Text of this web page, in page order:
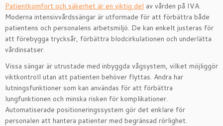
Patientkomfort och säkerhet är en viktig del av vården på IVA.
Moderna intensivvårdssängar är utformade för att förbättra både
patientens och personalens arbetsmiljö. De kan enkelt justeras för
att förebygga trycksår, förbättra blodcirkulationen och underlätta
vårdinsatser.
Vissa sängar är utrustade med inbyggda vågsystem, vilket möjliggör
viktkontroll utan att patienten behöver flyttas. Andra har
lutningsfunktioner som kan användas för att förbättra
lungfunktionen och minska risken för komplikationer.
Automatiserade positioneringssystem gör det enklare för
personalen att hantera patienter med begränsad rörlighet.